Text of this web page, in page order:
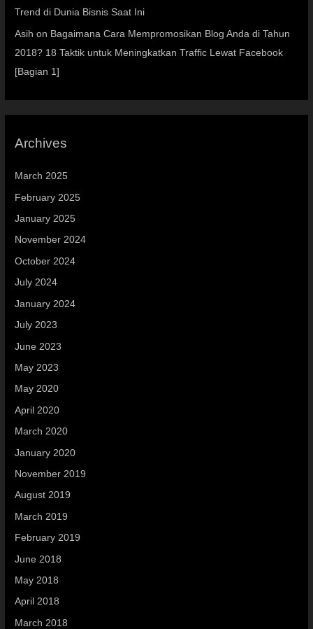
Trend di Dunia Bisnis Saat Ini
Asih on Bagaimana Cara Mempromosikan Blog Anda di Tahun
2018? 18 Taktik untuk Meningkatkan Traffic Lewat Facebook
[Bagian 1]
Archives
March 2025
February 2025
January 2025
November 2024
October 2024
July 2024
January 2024
July 2023
June 2023
May 2023
May 2020
April 2020
March 2020
January 2020
November 2019
August 2019
March 2019
February 2019
June 2018
May 2018
April 2018
March 2018